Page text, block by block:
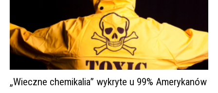
„Wieczne chemikalia” wykryte u 99% Amerykanów